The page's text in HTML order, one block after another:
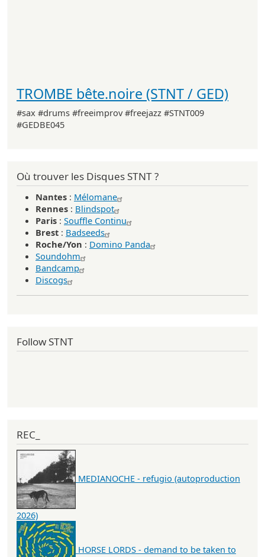
TROMBE bête.noire (STNT / GED)
#sax #drums #freeimprov #freejazz #STNT009
#GEDBE045
Où trouver les Disques STNT ?
Nantes : Mélomane
Rennes : Blindspot
Paris : Souffle Continu
Brest : Badseeds
Roche/Yon : Domino Panda
Soundohm
Bandcamp
Discogs
Follow STNT
REC_
MEDIANOCHE - refugio (autoproduction
2026)
HORSE LORDS - demand to be taken to